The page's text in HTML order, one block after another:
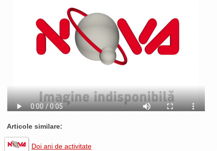
Subiecte grele
Dialoguri cu Ghişe
Zona Neutră
Contact
Articole similare:
Doi ani de activitate